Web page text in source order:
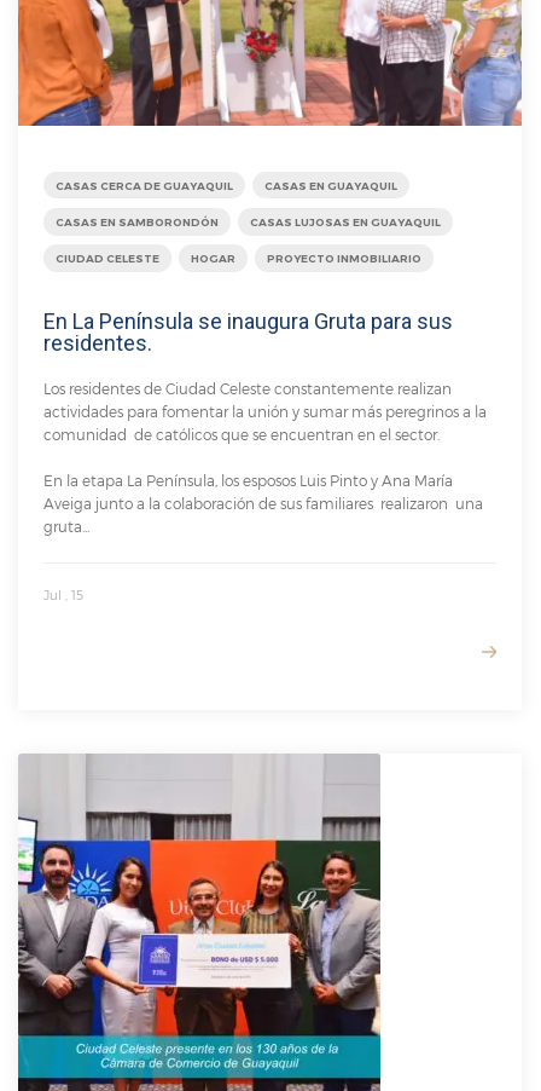
CASAS CERCA DE GUAYAQUIL CASAS EN GUAYAQUIL
CASAS EN SAMBORONDÓN CASAS LUJOSAS EN GUAYAQUIL
CIUDAD CELESTE HOGAR PROYECTO INMOBILIARIO
En La Península se inaugura Gruta para sus
residentes.
Los residentes de Ciudad Celeste constantemente realizan
actividades para fomentar la unión y sumar más peregrinos a la
comunidad de católicos que se encuentran en el sector.
En la etapa La Península, los esposos Luis Pinto y Ana María
Aveiga junto a la colaboración de sus familiares realizaron una
gruta...
Jul , 15